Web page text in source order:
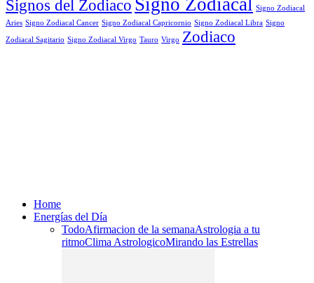
Signos del Zodiaco
Signo Zodiacal
Aries Signo Zodiacal Cancer Signo Zodiacal Capricornio Signo Zodiacal Libra Signo
Zodiacal Sagitario Signo Zodiacal Virgo Tauro Virgo Zodiaco
Home
Energías del Día
TodoAfirmacion de la semanaAstrologia a tu
ritmoClima AstrologicoMirando las Estrellas